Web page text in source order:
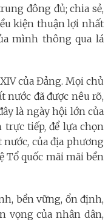
đông đủ; chia sẻ,
kiện thuận lợi nhất
mình thông qua lá
của Đảng. Mọi chủ
đã được nêu rõ,
là ngày hội lớn của
tiếp, để lựa chọn
của địa phương
Tổ quốc mãi mãi bền
bền vững, ổn định,
vọng của nhân dân,